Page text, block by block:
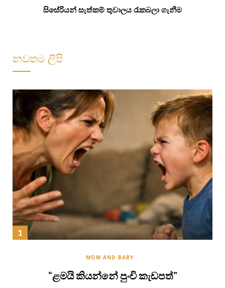
සිසේරියන් සැත්කම් තුවාලය රැකබලා ගැනීම
නවතම ලිපි
MOM AND BABY
“ළමයි කියන්නේ පුංචි කැඩපත්”